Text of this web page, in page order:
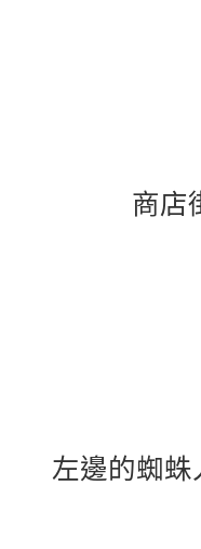
商店
左邊的蜘